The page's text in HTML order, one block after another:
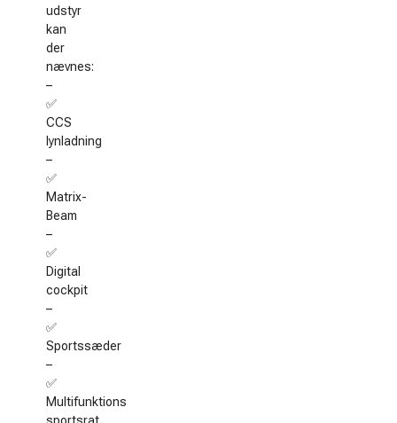
udstyr
kan
der
nævnes:
–
✅
CCS
lynladning
–
✅
Matrix-
Beam
–
✅
Digital
cockpit
–
✅
Sportssæder
–
✅
Multifunktions